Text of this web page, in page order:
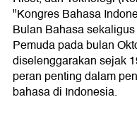
"Kongres Bahasa
Bulan Bahasa
Pemuda pada bulan
diselenggarakan sejak
peran penting dalam
bahasa di Indonesia.